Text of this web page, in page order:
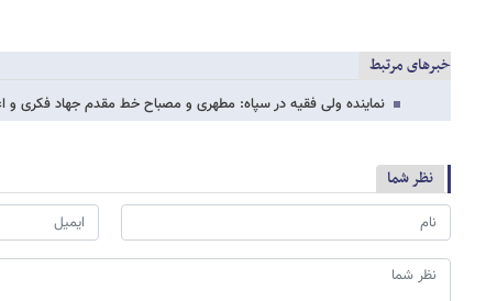
خبرهای مرتبط
نماینده ولی فقیه در سپاه: مطهری و مصباح خط مقدم جهاد فکری و
نظر شما